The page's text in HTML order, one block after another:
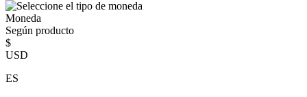
Moneda
Según producto
$
USD
ES